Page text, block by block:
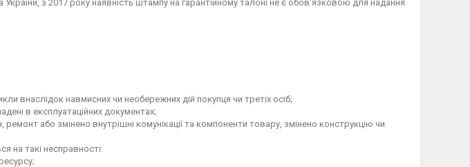
України, з 2017 року наявність штампу на гарантійному талоні не є обов'язковою для надання
внаслідок навмисних чи необережних дій покупця чи третіх осіб;
в експлуатаційних документах;
або змінено внутрішні комунікації та компоненти товару, змінено конструкцію чи
на такі несправності: